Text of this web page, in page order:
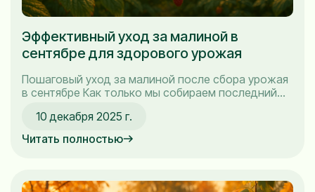
Эффективный уход за малиной в
сентябре для здорового урожая
Пошаговый уход за малиной после сбора урожая
в сентябре Как только мы собираем последний
наслаждаться сладкими ягодами, но и заботиться
о нашем кустарнике, чтобы он был здоровым и
готовым к зиме. Уход за малиной в сентябре —
10 декабря 2025 г.
Читать полностью